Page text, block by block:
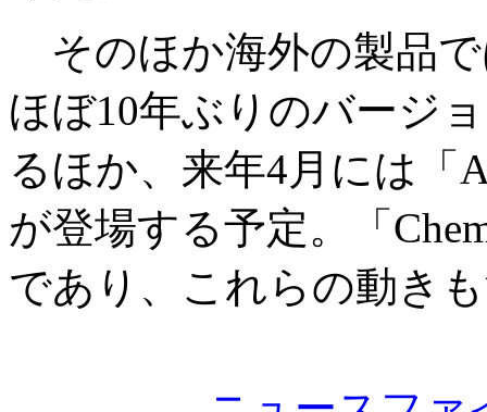
そのほか海外の製品で
ほぼ10年ぶりのバージ
るほか、来年4月には「
が登場する予定。「
であり、これらの動き